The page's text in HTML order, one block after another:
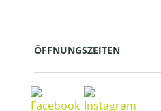
ÖFFNUNGSZEITEN